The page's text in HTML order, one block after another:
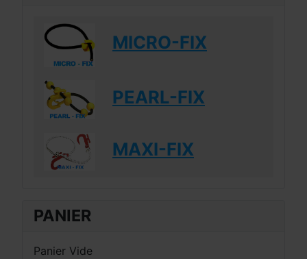
MICRO-FIX
PEARL-FIX
MAXI-FIX
PANIER
Panier Vide